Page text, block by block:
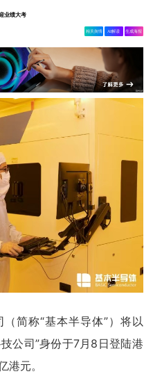
业绩大考
相关舆情 AI解读 生成海报
简称“基本半导体”）将以
公司”身份于7月8日登陆港
港元。